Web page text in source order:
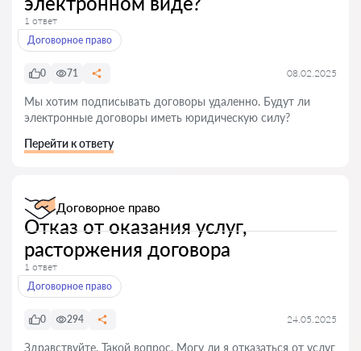
1 ответ
Договорное право
0 71 08.02.2025
Мы хотим подписывать договоры удаленно. Будут ли
электронные договоры иметь юридическую силу?
Перейти к ответу
Договорное право
Отказ от оказания услуг,
расторжения договора
1 ответ
Договорное право
0 294 24.05.2025
Здравствуйте. Такой вопрос. Могу ли я отказаться от услуг